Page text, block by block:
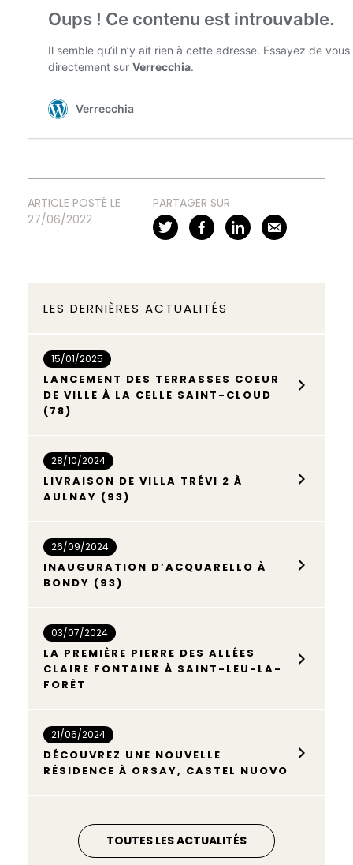
ARTICLE POSTÉ LE
27/06/2022
PARTAGER SUR
LES DERNIÈRES ACTUALITÉS
15/01/2025
LANCEMENT DES TERRASSES COEUR
DE VILLE À LA CELLE SAINT-CLOUD
(78)
28/10/2024
LIVRAISON DE VILLA TRÉVI 2 À
AULNAY (93)
26/09/2024
INAUGURATION D’ACQUARELLO À
BONDY (93)
03/07/2024
LA PREMIÈRE PIERRE DES ALLÉES
CLAIRE FONTAINE À SAINT-LEU-LA-
FORÊT
21/06/2024
DÉCOUVREZ UNE NOUVELLE
RÉSIDENCE À ORSAY, CASTEL NUOVO
TOUTES LES ACTUALITÉS